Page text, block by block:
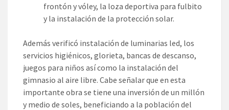
frontón y vóley, la loza deportiva para fulbito
y la instalación de la protección solar.
Además verificó instalación de luminarias led, los
servicios higiénicos, glorieta, bancas de descanso,
juegos para niños así como la instalación del
gimnasio al aire libre. Cabe señalar que en esta
importante obra se tiene una inversión de un millón
y medio de soles, beneficiando a la población del